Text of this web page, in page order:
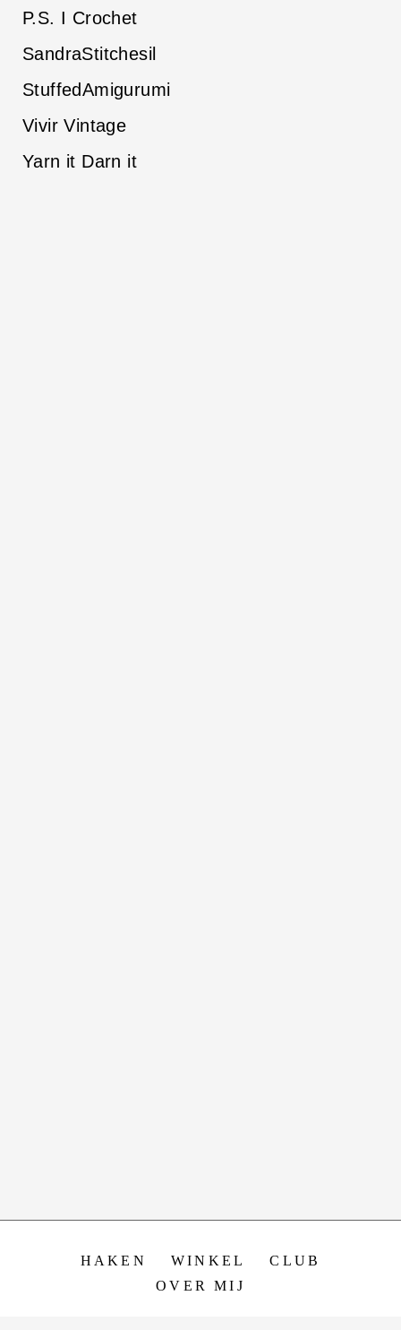
P.S. I Crochet
SandraStitchesil
StuffedAmigurumi
Vivir Vintage
Yarn it Darn it
HAKEN WINKEL
CLUB
OVER MIJ